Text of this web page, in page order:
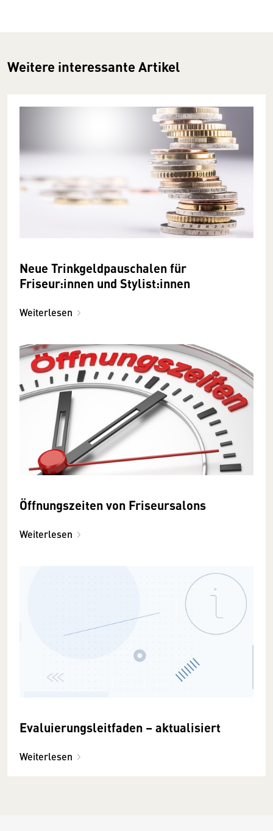
Weitere interessante Artikel
Neue Trinkgeldpauschalen für
Friseur:innen und Stylist:innen
Weiterlesen
Öffnungszeiten von Friseursalons
Weiterlesen
Evaluierungsleitfaden – aktualisiert
Weiterlesen